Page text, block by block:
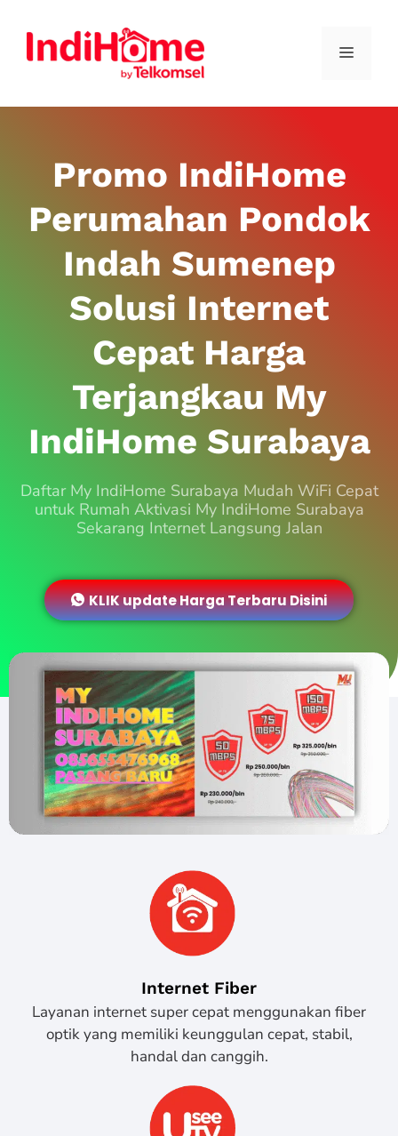
Promo IndiHome
Perumahan Pondok
Indah Sumenep
Solusi Internet
Cepat Harga
Terjangkau My
IndiHome Surabaya
Daftar My IndiHome Surabaya Mudah WiFi Cepat
untuk Rumah Aktivasi My IndiHome Surabaya
Sekarang Internet Langsung Jalan
KLIK update Harga Terbaru Disini
Internet Fiber
Layanan internet super cepat menggunakan fiber
optik yang memiliki keunggulan cepat, stabil,
handal dan canggih.